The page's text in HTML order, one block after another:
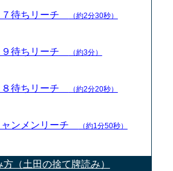
７待ちリーチ （約2分30秒）
９待ちリーチ （約3分）
８待ちリーチ （約2分20秒）
ャンメンリーチ （約1分50秒）
（土田の捨て牌読み）